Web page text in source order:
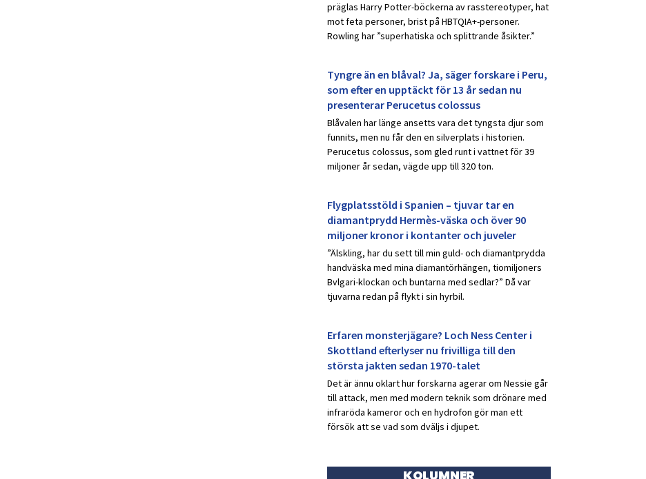
präglas Harry Potter-böckerna av rasstereotyper, hat
mot feta personer, brist på HBTQIA+-personer.
Rowling har ”superhatiska och splittrande åsikter.”
Tyngre än en blåval? Ja, säger forskare i Peru,
som efter en upptäckt för 13 år sedan nu
presenterar Perucetus colossus
Blåvalen har länge ansetts vara det tyngsta djur som
funnits, men nu får den en silverplats i historien.
Perucetus colossus, som gled runt i vattnet för 39
miljoner år sedan, vägde upp till 320 ton.
Flygplatsstöld i Spanien – tjuvar tar en
diamantprydd Hermès-väska och över 90
miljoner kronor i kontanter och juveler
”Älskling, har du sett till min guld- och diamantprydda
handväska med mina diamantörhängen, tiomiljoners
Bvlgari-klockan och buntarna med sedlar?” Då var
tjuvarna redan på flykt i sin hyrbil.
Erfaren monsterjägare? Loch Ness Center i
Skottland efterlyser nu frivilliga till den
största jakten sedan 1970-talet
Det är ännu oklart hur forskarna agerar om Nessie går
till attack, men med modern teknik som drönare med
infraröda kameror och en hydrofon gör man ett
försök att se vad som dväljs i djupet.
KOLUMNER